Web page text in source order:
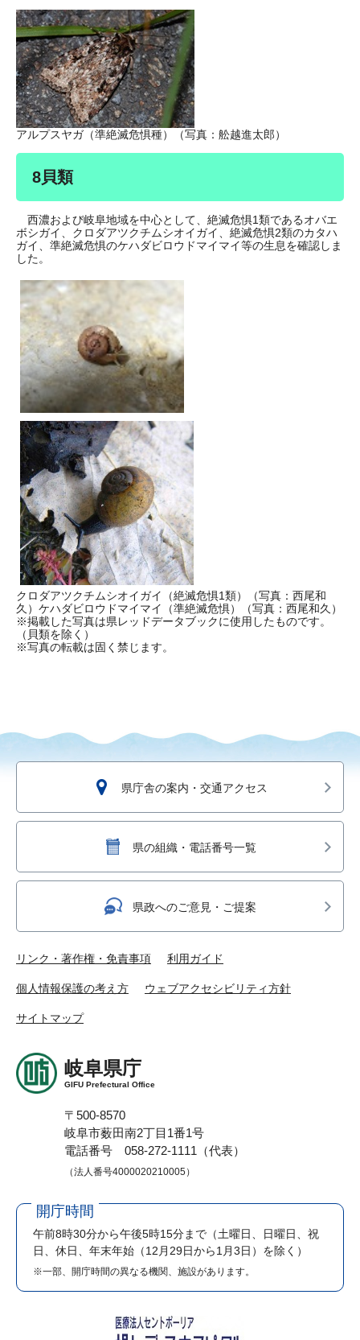
アルプスヤガ（準絶滅危惧種）（写真：舩越進太郎）
8貝類
西濃および岐阜地域を中心として、絶滅危惧1類であるオバエ
ボシガイ、クロダアツクチムシオイガイ、絶滅危惧2類のカタハ
ガイ、準絶滅危惧のケハダビロウドマイマイ等の生息を確認しま
した。
クロダアツクチムシオイガイ（絶滅危惧1類）（写真：西尾和
久）ケハダビロウドマイマイ（準絶滅危惧）（写真：西尾和久）
※掲載した写真は県レッドデータブックに使用したものです。
（貝類を除く）
※写真の転載は固く禁じます。
県庁舎の案内・交通アクセス
県の組織・電話番号一覧
県政へのご意見・ご提案
リンク・著作権・免責事項 利用ガイド
個人情報保護の考え方 ウェブアクセシビリティ方針
サイトマップ
岐阜県庁
GIFU Prefectural Office
〒500-8570
岐阜市薮田南2丁目1番1号
電話番号 058-272-1111（代表）
（法人番号4000020210005）
開庁時間
午前8時30分から午後5時15分まで （土曜日、日曜日、祝
日、休日、年末年始（12月29日から1月3日）を除く）
※一部、開庁時間の異なる機関、施設があります。